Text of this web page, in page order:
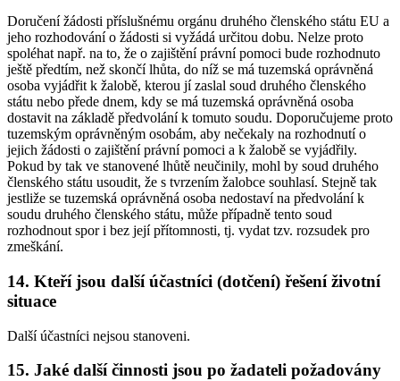
Doručení žádosti příslušnému orgánu druhého členského státu EU a
jeho rozhodování o žádosti si vyžádá určitou dobu. Nelze proto
spoléhat např. na to, že o zajištění právní pomoci bude rozhodnuto
ještě předtím, než skončí lhůta, do níž se má tuzemská oprávněná
osoba vyjádřit k žalobě, kterou jí zaslal soud druhého členského
státu nebo přede dnem, kdy se má tuzemská oprávněná osoba
dostavit na základě předvolání k tomuto soudu. Doporučujeme proto
tuzemským oprávněným osobám, aby nečekaly na rozhodnutí o
jejich žádosti o zajištění právní pomoci a k žalobě se vyjádřily.
Pokud by tak ve stanovené lhůtě neučinily, mohl by soud druhého
členského státu usoudit, že s tvrzením žalobce souhlasí. Stejně tak
jestliže se tuzemská oprávněná osoba nedostaví na předvolání k
soudu druhého členského státu, může případně tento soud
rozhodnout spor i bez její přítomnosti, tj. vydat tzv. rozsudek pro
zmeškání.
14. Kteří jsou další účastníci (dotčení) řešení životní
situace
Další účastníci nejsou stanoveni.
15. Jaké další činnosti jsou po žadateli požadovány